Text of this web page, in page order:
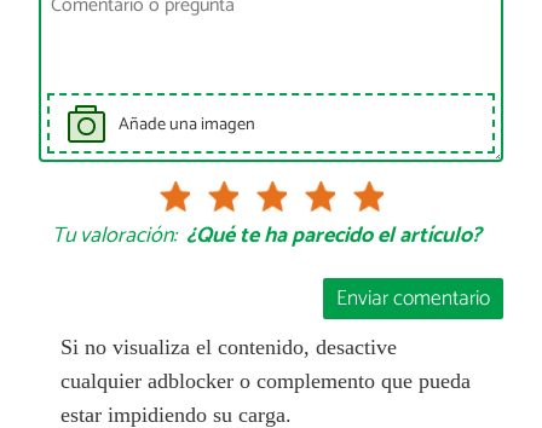
Añade una imagen
Tu valoración: ¿Qué te ha parecido el artículo?
Enviar comentario
Si no visualiza el contenido, desactive
cualquier adblocker o complemento que pueda
estar impidiendo su carga.